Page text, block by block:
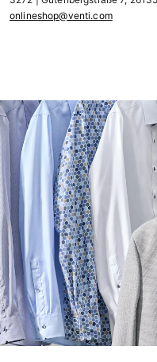
onlineshop@venti.com